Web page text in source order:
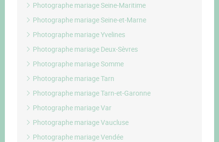
Photographe mariage Seine-Maritime
Photographe mariage Seine-et-Marne
Photographe mariage Yvelines
Photographe mariage Deux-Sèvres
Photographe mariage Somme
Photographe mariage Tarn
Photographe mariage Tarn-et-Garonne
Photographe mariage Var
Photographe mariage Vaucluse
Photographe mariage Vendée